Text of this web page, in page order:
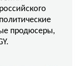
продюсеры,